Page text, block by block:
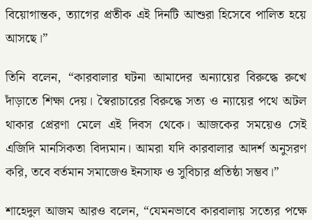
বিয়োগান্তক, ত্যাগের প্রতীক এই দিনটি আশুরা হিসেবে পালিত হয়ে
আসছে।”
তিনি বলেন, “কারবালার ঘটনা আমাদের অন্যায়ের বিরুদ্ধে রুখে
দাঁড়াতে শিক্ষা দেয়। স্বৈরাচারের বিরুদ্ধে সত্য ও ন্যায়ের পথে অটল
থাকার প্রেরণা মেলে এই দিবস থেকে। আজকের সময়েও সেই
এজিদি মানসিকতা বিদ্যমান। আমরা যদি কারবালার আদর্শ অনুসরণ
করি, তবে বর্তমান সমাজেও ইনসাফ ও সুবিচার প্রতিষ্ঠা সম্ভব।”
শাহেদুল আজম আরও বলেন, “যেমনভাবে কারবালায় সত্যের পক্ষে